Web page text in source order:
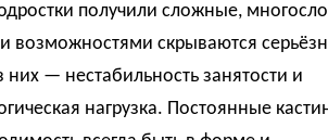
получили сложные,
возможностями скрываются
— нестабильность занятости и
нагрузка. Постоянные